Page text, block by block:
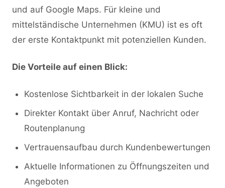
und auf Google Maps. Für kleine und
mittelständische Unternehmen (KMU) ist es oft
der erste Kontaktpunkt mit potenziellen Kunden.
Die Vorteile auf einen Blick:
Kostenlose Sichtbarkeit in der lokalen Suche
Direkter Kontakt über Anruf, Nachricht oder
Routenplanung
Vertrauensaufbau durch Kundenbewertungen
Aktuelle Informationen zu Öffnungszeiten und
Angeboten